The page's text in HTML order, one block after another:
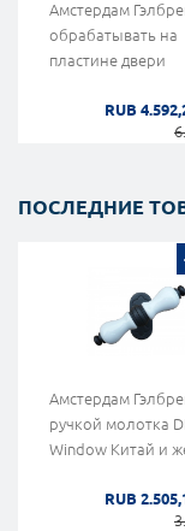
Амстердам
обрабатывать на
пластине двери
RUB
ПОСЛЕДНИЕ
Амстердам
ручкой молотка
Window Китай и
RUB